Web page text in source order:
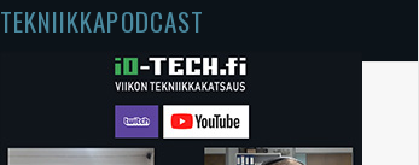
TEKNIIKKAPODCAST